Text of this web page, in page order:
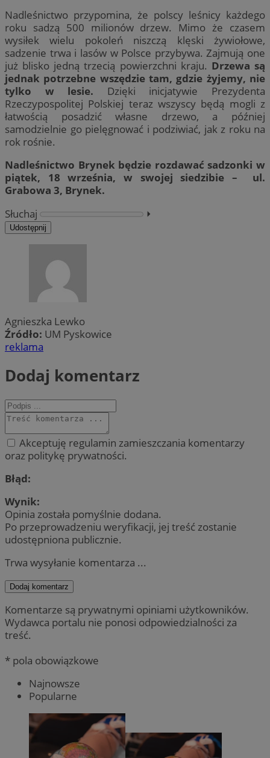
Nadleśnictwo przypomina, że polscy leśnicy każdego
roku sadzą 500 milionów drzew. Mimo że czasem
wysiłek wielu pokoleń niszczą klęski żywiołowe,
sadzenie trwa i lasów w Polsce przybywa. Zajmują one
już blisko jedną trzecią powierzchni kraju. Drzewa są
jednak potrzebne wszędzie tam, gdzie żyjemy, nie
tylko w lesie. Dzięki inicjatywie Prezydenta
Rzeczypospolitej Polskiej teraz wszyscy będą mogli z
łatwością posadzić własne drzewo, a później
samodzielnie go pielęgnować i podziwiać, jak z roku na
rok rośnie.
Nadleśnictwo Brynek będzie rozdawać sadzonki w
piątek, 18 września, w swojej siedzibie – ul.
Grabowa 3, Brynek.
Słuchaj
⏵︎
Udostępnij
Agnieszka Lewko
Źródło: UM Pyskowice
reklama
Dodaj komentarz
Akceptuję regulamin zamieszczania komentarzy
oraz politykę prywatności.
Błąd:
Wynik:
Opinia została pomyślnie dodana.
Po przeprowadzeniu weryfikacji, jej treść zostanie
udostępniona publicznie.
Trwa wysyłanie komentarza ...
Dodaj komentarz
Komentarze są prywatnymi opiniami użytkowników.
Wydawca portalu nie ponosi odpowiedzialności za
treść.
* pola obowiązkowe
Najnowsze
Popularne